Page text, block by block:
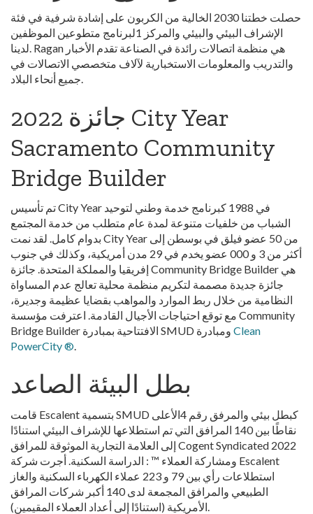
حصلت خطتنا 2030 الخالية من الكربون على إشادة شرفية في فئة
الإشراف البيئي والبيئي والمركز 1لبرنامج متطوعين الموظفين
لدينا. Ragan هي منظمة اتصالات رائدة في الصناعة تقدم الأخبار
والتدريب والمعلومات الاستخبارية لآلاف متخصصي الاتصالات في
جميع أنحاء البلاد.
2022 جائزة City Year
Sacramento Community
Bridge Builder
تم تأسيس City Year في 1988 كبرنامج خدمة وطني لتوحيد
الشباب من خلفيات متنوعة لمدة عام متطلب من خدمة المجتمع
بدوام كامل. لقد نمت City Year من 50 عضو فيلق في بوسطن إلى
أكثر من 3 و 000 عضو يخدم في 29 مدن أمريكية، وكذلك في جنوب
إفريقيا والمملكة المتحدة. جائزة Community Bridge Builder هي
جائزة جديدة مصممة لتكريم منظمة محلية تعالج عدم المساواة
النظامية من خلال ربط الموارد والمواهب بقضايا عظيمة وجديرة،
مع توقع احتياجات الأجيال القادمة. اعترفت مؤسسة Community
Clean
PowerCity ®.
بطل البيئة الصاعد
قامت Escalent بتسمية SMUD كبطل بيئي والمرفق رقم 4الأعلى
نقاطًا بين 140 المرافق التي تم استطلاعها للإشراف البيئي استنادًا
إلى العلامة التجارية الموثوقة للمرافق Cogent Syndicated 2022
ومشاركة العملاء ™ : الدراسة السكنية. أجرت شركة Escalent
استطلاعات رأي بين 79 و 223 عملاء الكهرباء السكنية والغاز
الطبيعي والمرافق المجمعة لدى 140 أكبر شركات المرافق
الأمريكية (استنادًا إلى أعداد العملاء المقيمين).